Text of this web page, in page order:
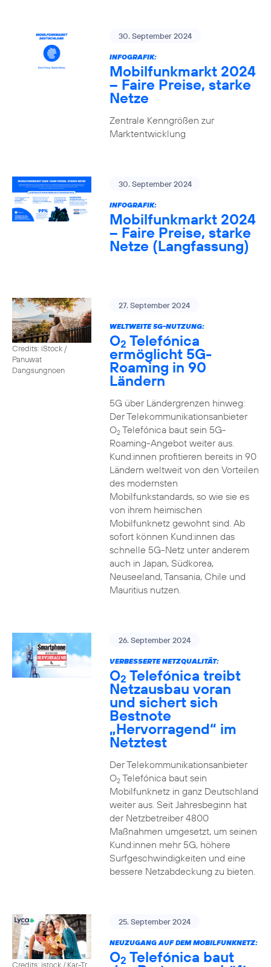
30. September 2024
INFOGRAFIK:
Mobilfunkmarkt 2024
– Faire Preise, starke
Netze
Zentrale Kenngrößen zur
Marktentwicklung
30. September 2024
INFOGRAFIK:
Mobilfunkmarkt 2024
– Faire Preise, starke
Netze (Langfassung)
Credits: iStock /
Panuwat
Dangsungnoen
27. September 2024
WELTWEITE 5G-NUTZUNG:
O2 Telefónica
ermöglicht 5G-
Roaming in 90
Ländern
5G über Ländergrenzen hinweg:
Der Telekommunikationsanbieter
O2Telefónica baut sein 5G-
Roaming-Angebot weiter aus.
Kund:innen profitieren bereits in 90
Ländern weltweit von den Vorteilen
des modernsten
Mobilfunkstandards, so wie sie es
von ihrem heimischen
Mobilfunknetz gewohnt sind. Ab
sofort können Kund:innen das
schnelle 5G-Netz unter anderem
auch in Japan, Südkorea,
Neuseeland, Tansania, Chile und
Mauritius nutzen.
26. September 2024
VERBESSERTE NETZQUALITÄT:
O2 Telefónica treibt
Netzausbau voran
und sichert sich
Bestnote
„Hervorragend“ im
Netztest
Der Telekommunikationsanbieter
O2Telefónica baut sein
Mobilfunknetz in ganz Deutschland
weiter aus. Seit Jahresbeginn hat
der Netzbetreiber 4800
Maßnahmen umgesetzt, um seinen
Kund:innen mehr 5G, höhere
Surfgeschwindigkeiten und eine
bessere Netzabdeckung zu bieten.
Credits: istock / Kar-Tr
25. September 2024
NEUZUGANG AUF DEM MOBILFUNKNETZ:
O2 Telefónica baut